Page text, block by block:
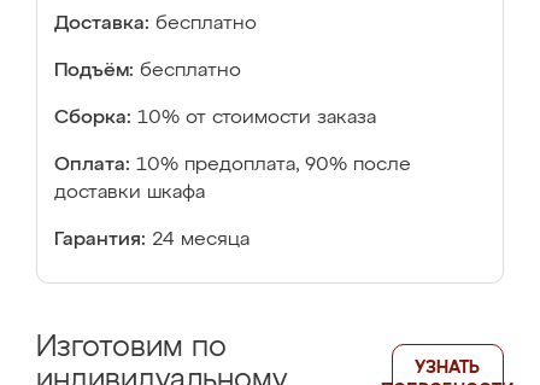
Доставка: бесплатно
Подъём: бесплатно
Сборка: 10% от стоимости заказа
Оплата: 10% предоплата, 90% после
доставки шкафа
Гарантия: 24 месяца
Изготовим по
УЗНАТЬ